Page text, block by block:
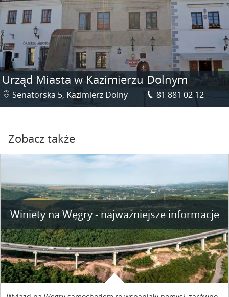
Urząd Miasta w Kazimierzu Dolnym
Senatorska 5, Kazimierz Dolny 81 881 02 12
Zobacz także
Winiety na Węgry - najważniejsze informacje